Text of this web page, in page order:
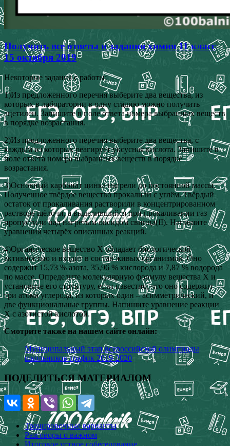
Получить все ответы и задания химия 11 класс
15 октября 2019
Некоторые задания с работы:
1)Из предложенного перечня выберите два вещества, из
которых в лаборатории в одну стадию можно получить
ацетилен. Запишите в поле ответа номера выбранных веществ
в порядке возрастания.
2)Из предложенного перечня выберите два вещества, с
каждым из которых реагирует уксусная кислота. Запишите в
поле ответа номера выбранных веществ в порядке
возрастания.
3)Основный карбонат цинка нагрели до постоянной массы.
Полученное твёрдое вещество прокалили с углём. Твёрдый
остаток от прокаливания растворили в концентрированном
растворе щёлочи, а выделившийся при прокаливании газ
пропустили над нагретым оксидом свинца(II). Напишите
уравнения четырёх описанных реакций.
4)Органическое вещество X обладает биологической
активностью и входит в состав живых организмов. Оно
содержит 15,73 % азота, 35,96 % кислорода и 7,87 % водорода
по массе. Определите молекулярную формулу вещества X и
установите его структуру, если известно, что оно содержит
три атома углерода, из которых один – асимметрический, и
две функциональные группы. Напишите уравнение реакции
X с азотистой кислотой.
Смотрите также на нашем сайте онлайн:
Муниципальный этап всероссийской олимпиады
школьников график 2019-2020
ПОДЕЛИТЬСЯ МАТЕРИАЛОМ
Тренировочные варианты
Разговоры о важном
Итоговое устное собеседование